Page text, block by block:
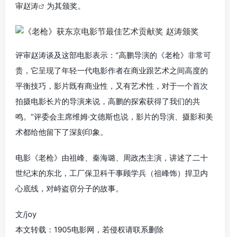
审赵涛 为其颁奖。
评审赵涛谈及这部电影表示：“高鹏导演的《老枪》非常可
贵，它呈现了年轻一代电影作者在商业跟艺术之间高度的
平衡技巧，影片既有商业性，又有艺术性，对于一个首次
拍摄电影长片的导演来说，高鹏的探索获得了我们的共
鸣。”评委会主席维姆·文德斯也说，影片的导演、摄影和美
术都给他留下了深刻印象。
电影《老枪》由祖峰、秦海璐、周政杰主演，讲述了二十
世纪末的东北，工厂保卫科干事顾学兵（祖峰饰）捍卫内
心底线，对峙盗窃分子的故事。
文/joy
本文转载：1905电影网，若侵权请联系删除